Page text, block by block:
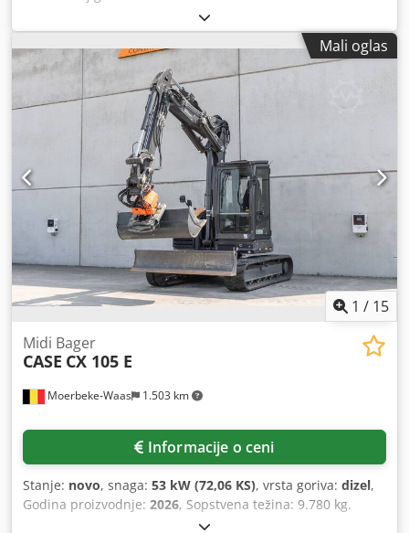
2022. godine. Schmedt PraLeg XL 18-60 Uređaj za kačenje
knjižnog bloka Mašina u dobrom stanju, spremna za rad.
Mašina ubacuje knjižni blok u pripremljenu tvrdu koricu.
Dva uređaja za nanošenje lepka, kontinuirano podešavanje
debljine lepka. Format: Visina bloka: 80 – 450 mm Širina
bloka: 110 – 450 mm Debljina bloka: 2 – 80 mm Kapacitet:
oko 200 – 300 kom/h Napajanje: 230V Težina: 300 kg
Proizvedeno u Nemačkoj. Schmedt PraForm 21-50 Presa za
knjige Presa za knjige sa glodačem za žlebove. Chsdpfx
Aezdazbom Aoa Proizvedeno u Schmedt, Nemačka. Mašina
je u veoma dobrom stanju, odmah spremna za
proizvodnju. Tehničke specifikacije: Maksimalni format:
420 x 520 x 100 mm Težina: 220 kg Napajanje: 230 V +
komprimovani vazduh. Cena je za set od dve mašine.
Mali oglas
1 / 15
Moerbeke-Waas 1.503 km
Midi Bager
CASE CX 105 E
Informacije o ceni
Stanje: novo, snaga: 53 kW (72,06 KS), vrsta goriva: dizel,
Godina proizvodnje: 2026, Sopstvena težina: 9.780 kg.
Chedszrrw Aepfx Am Aea Za više informacija, obratite se